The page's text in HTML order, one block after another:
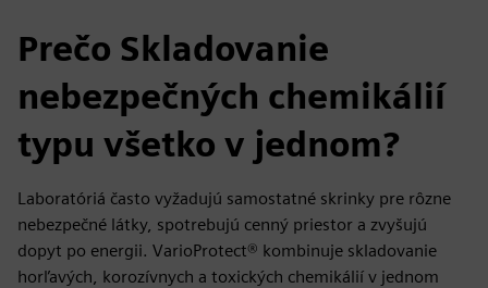
Prečo Skladovanie
nebezpečných chemikálií
typu všetko v jednom?
Laboratóriá často vyžadujú samostatné skrinky pre rôzne
nebezpečné látky, spotrebujú cenný priestor a zvyšujú
dopyt po energii. VarioProtect® kombinuje skladovanie
horľavých, korozívnych a toxických chemikálií v jednom